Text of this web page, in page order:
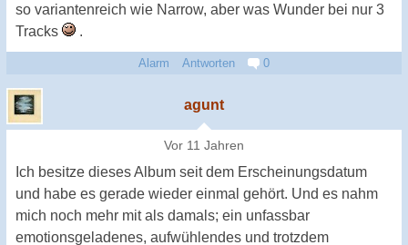
so variantenreich wie Narrow, aber was Wunder bei nur 3
Tracks
.
Alarm Antworten 0
agunt
Vor 11 Jahren
Ich besitze dieses Album seit dem Erscheinungsdatum
und habe es gerade wieder einmal gehört. Und es nahm
mich noch mehr mit als damals; ein unfassbar
emotionsgeladenes, aufwühlendes und trotzdem